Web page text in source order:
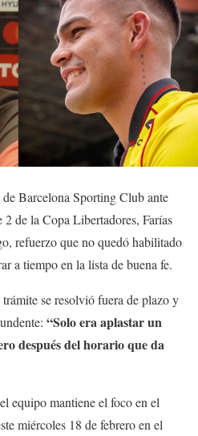
Barcelona Sporting Club ante
de la Copa Libertadores, Farías
refuerzo que no quedó habilitado
a tiempo en la lista de buena fe.
se resolvió fuera de plazo y
“Solo era aplastar un
después del horario que da
equipo mantiene el foco en el
miércoles 18 de febrero en el